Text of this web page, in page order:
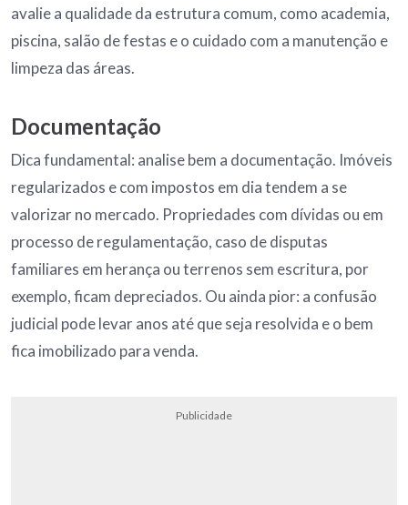
avalie a qualidade da estrutura comum, como academia,
piscina, salão de festas e o cuidado com a manutenção e
limpeza das áreas.
Documentação
Dica fundamental: analise bem a documentação. Imóveis
regularizados e com impostos em dia tendem a se
valorizar no mercado. Propriedades com dívidas ou em
processo de regulamentação, caso de disputas
familiares em herança ou terrenos sem escritura, por
exemplo, ficam depreciados. Ou ainda pior: a confusão
judicial pode levar anos até que seja resolvida e o bem
fica imobilizado para venda.
Publicidade